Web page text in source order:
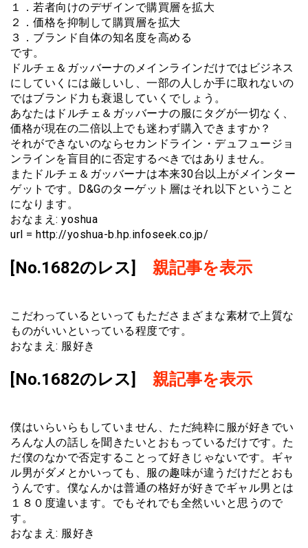
１．若者向けのデザインで購買層を拡大
２．価格を抑制して購買層を拡大
３．ブランド自体の知名度を高める
です。
ドルチェ＆ガッバーナのメインラインだけではビジネス
にしていくには厳しいし、一部の人しか手に取れないの
ではブランド力も衰退していくでしょう。
あなたはドルチェ＆ガッバーナの服にタグが一切なく、
価格が現在の二倍以上でも迷わず購入できますか？
それができないのならセカンドライン・デュフュージョ
ンラインを盲目的に否定するべきではありません。
またドルチェ＆ガッバーナは本来30台以上がメインター
ゲットです。D&Gのターゲット層はそれ以下ということ
になります。
おなまえ: yoshua
url = http://yoshua-b.hp.infoseek.co.jp/
[No.1682のレス] 親記事を表示
こだわっているといってもたださまざまな素材で上質な
ものがいいといっている程度です。
おなまえ: 服好き
[No.1682のレス] 親記事を表示
僕はいらいらもしていません、ただ純粋に服が好きでい
ろんな人の話しを聞きたいとおもっているだけです。た
だ僕のなかで否定することって好きじゃないです。ギャ
ル男がダメとかいっても、服の趣味が違うだけだとおも
うんです。僕なんかは普通の格好が好きでギャル男とは
１８０度違います。でもそれでも全然いいと思うので
す。
おなまえ: 服好き